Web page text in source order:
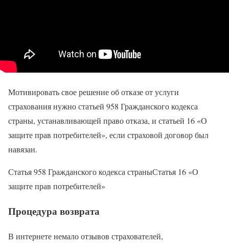
Мотивировать свое решение об отказе от услуги
страхования нужно статьей 958 Гражданского кодекса
страны, устанавливающей право отказа, и статьей 16 «О
защите прав потребителей», если страховой договор был
навязан.
Статья 958 Гражданского кодекса страныСтатья 16 «О
защите прав потребителей»
Процедура возврата
В интернете немало отзывов страхователей,